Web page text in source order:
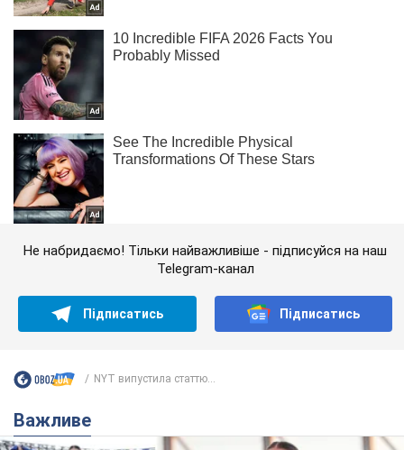
Не набридаємо! Тільки найважливіше - підписуйся на наш
Telegram-канал
Підписатись Підписатись
NYT випустила статтю...
Важливе